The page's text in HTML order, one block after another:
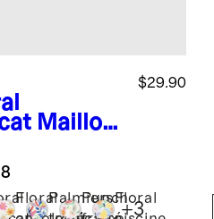
Maillot
$29.90
FloralPalmiers
PunchFloral
+3